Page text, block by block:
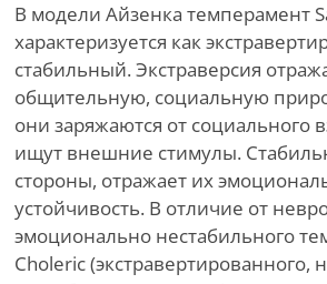
В модели Айзенка темперамент
характеризуется как
стабильный. Экстраверсия
общительную, социальную
они заряжаются от социального
ищут внешние стимулы.
стороны, отражает их
устойчивость. В отличие от
эмоционально нестабильного
Choleric (экстравертированного,